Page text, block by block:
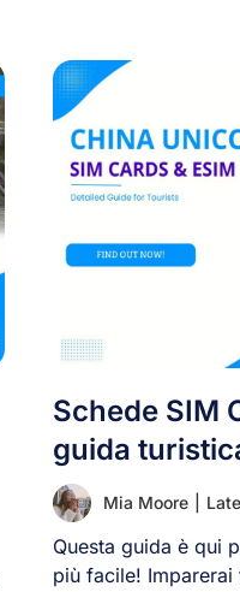
Schede SIM
guida
Mia Moore
Questa guida è qui
più facile!